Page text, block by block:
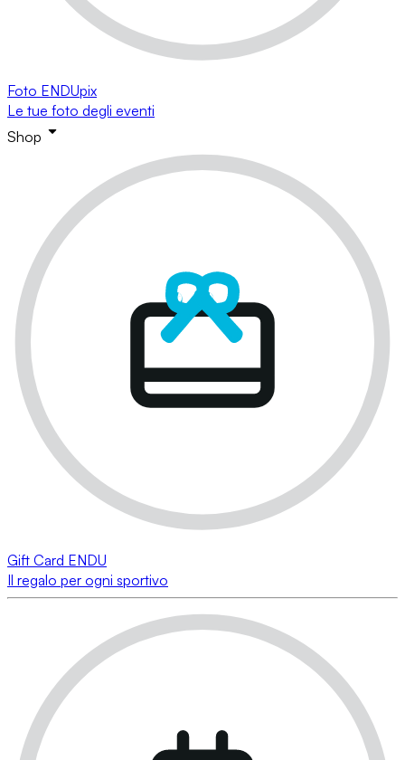
Foto ENDUpix
Le tue foto degli eventi
Shop
Gift Card ENDU
Il regalo per ogni sportivo